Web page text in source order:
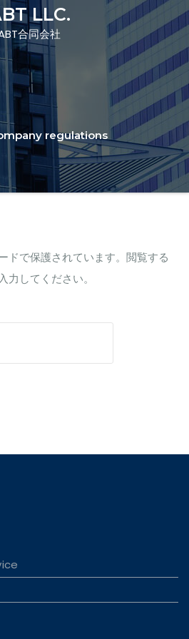
LLC.
合同会社
regulations
ドで保護されています。閲覧する
力してください。